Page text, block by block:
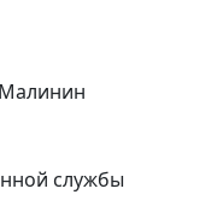
службы